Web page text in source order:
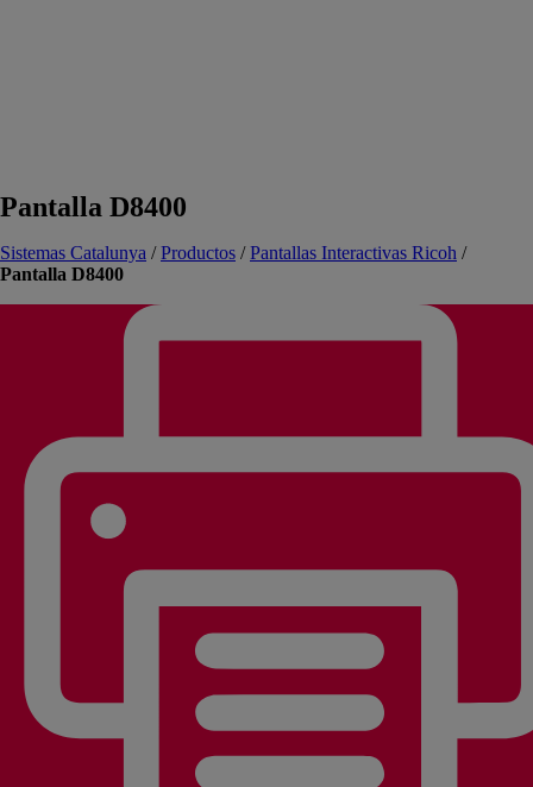
Pantalla D8400
Sistemas Catalunya /Productos /Pantallas Interactivas Ricoh /
Pantalla D8400